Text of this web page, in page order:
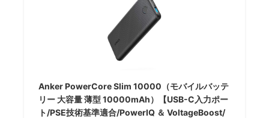
Anker PowerCore Slim 10000（モバイルバッテ
リー 大容量 薄型 10000mAh）【USB-C入力ポー
ト/PSE技術基準適合/PowerIQ ＆ VoltageBoost/